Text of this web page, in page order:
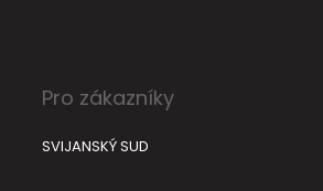
Pro zákazníky
SVIJANSKÝ SUD